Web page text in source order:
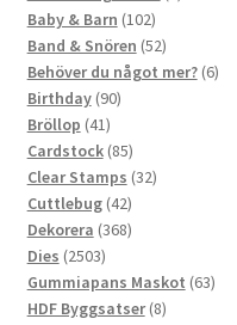
Baby & Barn 102102
produkter
Band & Snören 5252
produkter
Behöver du något mer? 66
Birthday 9090
Bröllop 4141
produkter
Cardstock 8585
produkter
Clear Stamps 3232
Cuttlebug 4242
produkter
Dekorera 368368
Dies 25032503
produkter
Gummiapans Maskot 6363
HDF Byggsatser 88